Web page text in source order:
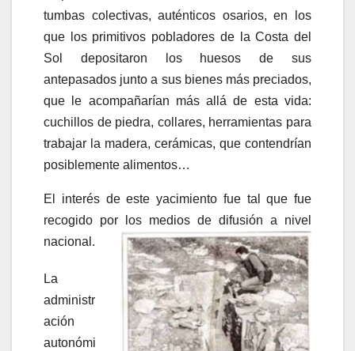
tumbas colectivas, auténticos osarios, en los
que los primitivos pobladores de la Costa del
Sol depositaron los huesos de sus
antepasados junto a sus bienes más preciados,
que le acompañarían más allá de esta vida:
cuchillos de piedra, collares, herramientas para
trabajar la madera, cerámicas, que contendrían
posiblemente alimentos…
El interés de este yacimiento fue tal que fue
recogido por los medios de difusión a nivel
nacional.
La
administr
ación
autonómi